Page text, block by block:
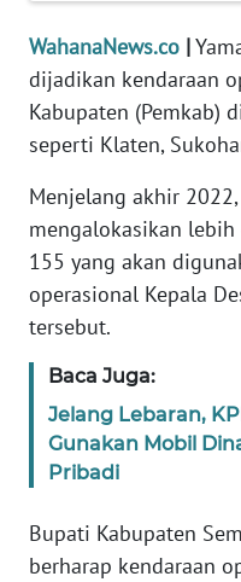
WahanaNews.co |
dijadikan kendaraan
Kabupaten (Pemkab)
seperti Klaten,
Menjelang akhir
mengalokasikan
155 yang akan
operasional Kepala
tersebut.
Baca Juga:
Jelang Lebaran,
Gunakan Mobil
Pribadi
Bupati Kabupaten
berharap kendaraan
EDITORIAL
INDEKS
BERITA
KONTAK
KAMI
INFO
IKLAN
TENTANG
KAMI
PEDOMAN
MEDIA